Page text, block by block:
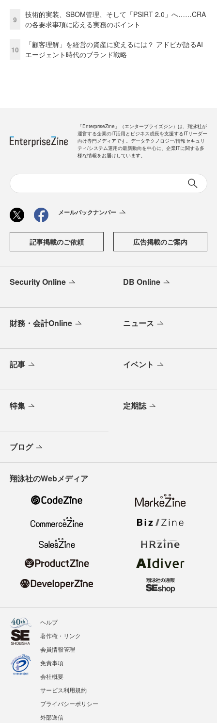
9
技術的実装、SBOM管理、そして「PSIRT 2.0」へ……CRA
の各要求事項に応える実務のポイント
10
「顧客理解」を経営の資産に変えるには？ アドビが語るAI
エージェント時代のブランド戦略
「EnterpriseZine」（エンタープライズジン）は、翔泳社が
運営する企業のIT活用とビジネス成長を支援するITリーダー
向け専門メディアです。データテクノロジー/情報セキュリ
ティ/システム運用の最新動向を中心に、企業ITに関する多
様な情報をお届けしています。
メールバックナンバー
記事掲載のご依頼 広告掲載のご案内
Security Online DB Online
財務・会計Online ニュース
記事 イベント
特集 定期誌
ブログ
翔泳社のWebメディア
ヘルプ
著作権・リンク
会員情報管理
免責事項
会社概要
サービス利用規約
プライバシーポリシー
外部送信